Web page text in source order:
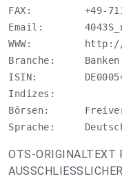
FAX:         +49-
Email:
WWW:         http://
Branche:     Banken
ISIN:
Indizes:
Börsen:
Sprache:
OTS-ORIGINALTEXT